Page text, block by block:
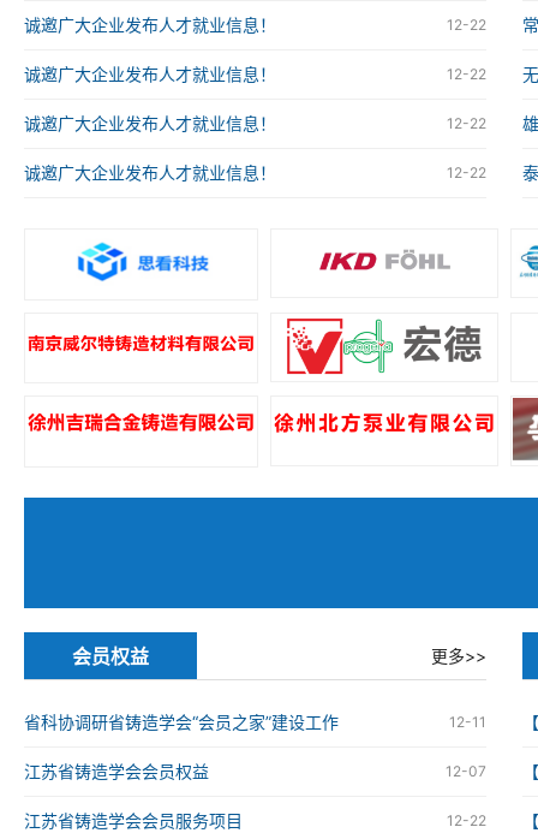
12-22
诚邀广大企业发布人才就业信息！
12-22
诚邀广大企业发布人才就业信息！
12-22
诚邀广大企业发布人才就业信息！
12-22
诚邀广大企业发布人才就业信息！
会员权益 更多>>
12-11
省科协调研省铸造学会“会员之家”建设工作
12-07
江苏省铸造学会会员权益
12-22
江苏省铸造学会会员服务项目